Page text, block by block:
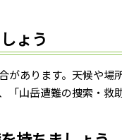
ょう
があります。天候や
「山岳遭難の捜索・救